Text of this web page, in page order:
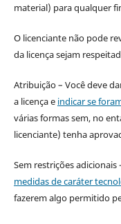
material) para qualquer
O licenciante não pode
da licença sejam
Atribuição – Você deve
a licença e indicar se
várias formas sem, no
licenciante) tenha
Sem restrições
medidas de caráter
fazerem algo permitido